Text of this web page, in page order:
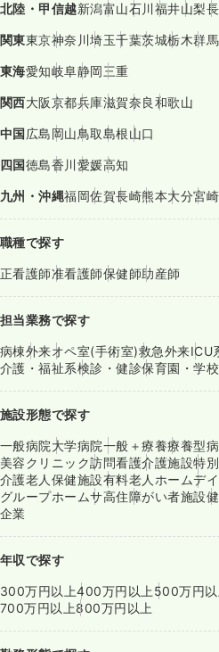
北陸・甲信越新潟富山石川福井山梨
関東東京神奈川埼玉千葉茨城栃木群馬
東海愛知岐阜静岡三重
関西大阪京都兵庫滋賀奈良和歌山
中国広島岡山鳥取島根山口
四国徳島香川愛媛高知
九州・沖縄福岡佐賀長崎熊本大分宮崎
職種で探す
正看護師准看護師保健師助産師
担当業務で探す
病棟外来オペ室(手術室)救急外来ICU
介護・福祉系検診・健診保育園・学校
施設形態で探す
一般病院大学病院一般＋療養療養型
美容クリニック訪問看護介護施設特
介護老人保健施設有料老人ホームデ
グループホームサ高住障がい者施設
企業
年収で探す
300万円以上400万円以上 500万円以
700万円以上800万円以上